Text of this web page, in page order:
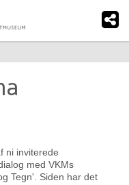
ni inviterede
med VKMs
Tegn'. Siden har det